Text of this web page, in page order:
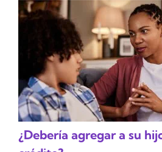
¿Debería agregar a su